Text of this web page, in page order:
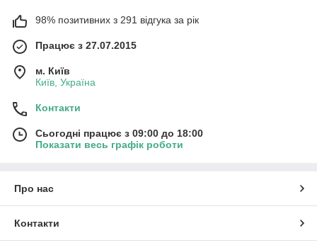
98% позитивних з 291 відгука за рік
Працює з 27.07.2015
м. Київ
Київ, Україна
Контакти
Сьогодні працює з 09:00 до 18:00
Показати весь графік роботи
Про нас
Контакти